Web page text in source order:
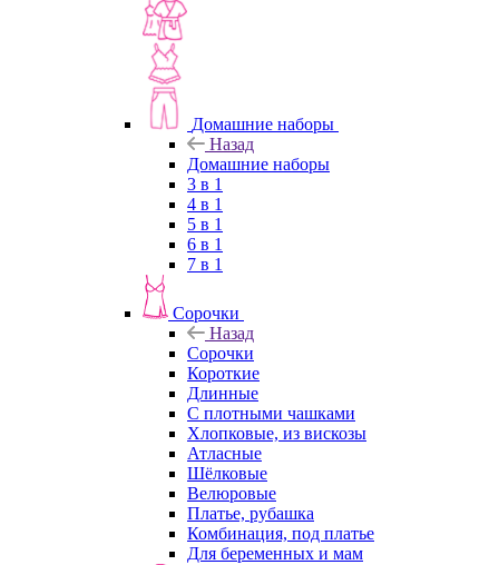
Домашние наборы
Назад
Домашние наборы
3 в 1
4 в 1
5 в 1
6 в 1
7 в 1
Сорочки
Назад
Сорочки
Короткие
Длинные
С плотными чашками
Хлопковые, из вискозы
Атласные
Шёлковые
Велюровые
Платье, рубашка
Комбинация, под платье
Для беременных и мам